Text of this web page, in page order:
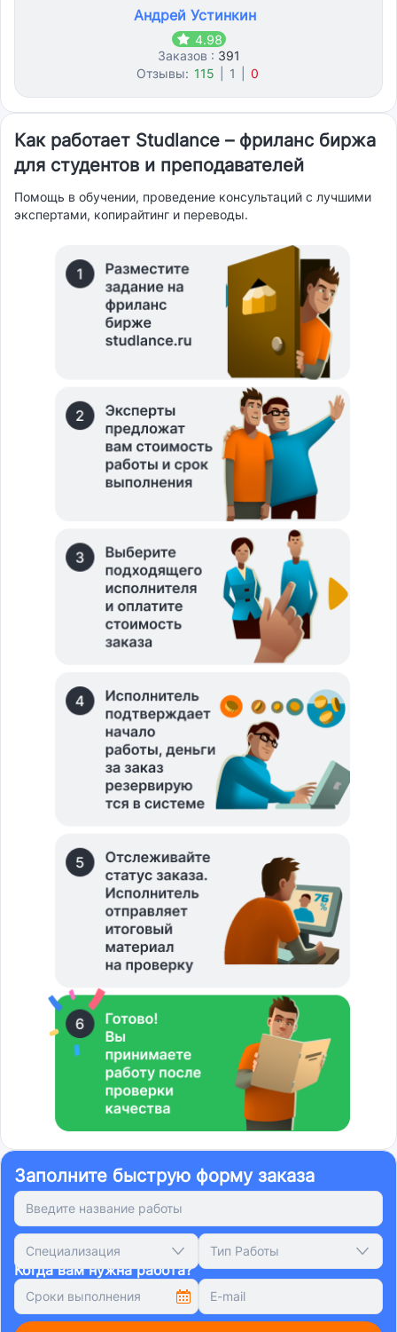
Андрей Устинкин
4.98
Заказов : 391
Отзывы: 115 1 0
Как работает Studlance – фриланс биржа
для студентов и преподавателей
Помощь в обучении, проведение консультаций с лучшими
экспертами, копирайтинг и переводы.
Заполните быструю форму заказа
Специализация Тип Работы
Когда вам нужна работа?